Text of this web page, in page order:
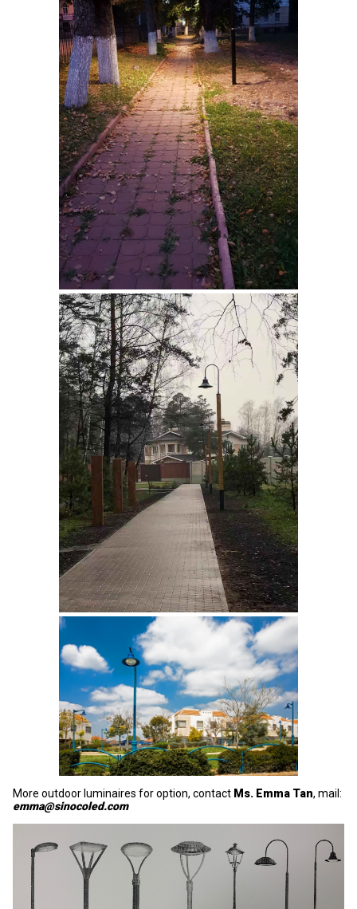
More outdoor luminaires for option, contact Ms. Emma Tan, mail:
emma@sinocoled.com